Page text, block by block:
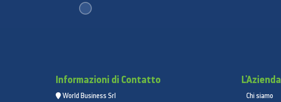
Informazioni di Contatto
World Business Srl
L'Azienda
Chi siamo